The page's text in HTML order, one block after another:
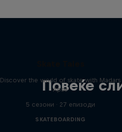
Повеќе
Discover the world of skate with Madars
Apse
5 сезони · 27 епизоди
SKATEBOARDING